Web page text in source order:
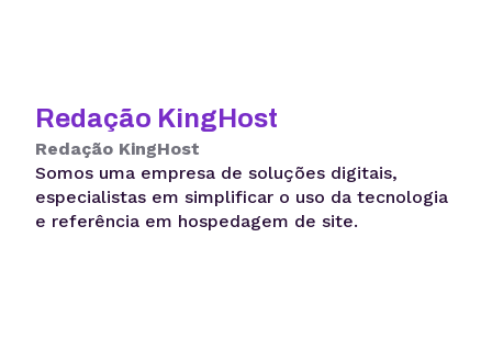
Redação KingHost
Redação KingHost
Somos uma empresa de soluções digitais,
especialistas em simplificar o uso da tecnologia
e referência em hospedagem de site.